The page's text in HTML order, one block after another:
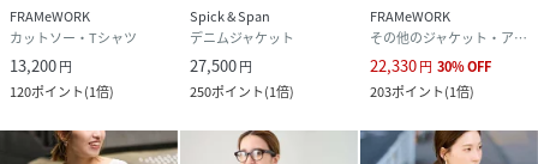
【注意事項】
・画像の商品はサンプルです。
実際の商品と仕様、加工が若干異なる場合があります。
・サイズ表記はあくまで目安となります。
・お客様への発送が店頭販売より遅れる場合もあります。
FRAMeWORK
カットソー・Tシャツ
13,200円
120ポイント(1倍)
Spick & Span
デニムジャケット
27,500円
250ポイント(1倍)
FRAMeWORK
その他のジャケット・アウター
22,330円 30%OFF
203ポイント(1倍)